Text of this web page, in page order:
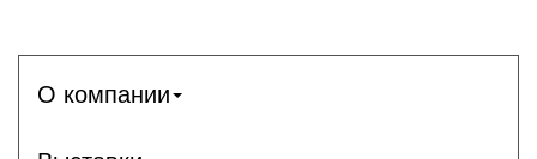
О компании